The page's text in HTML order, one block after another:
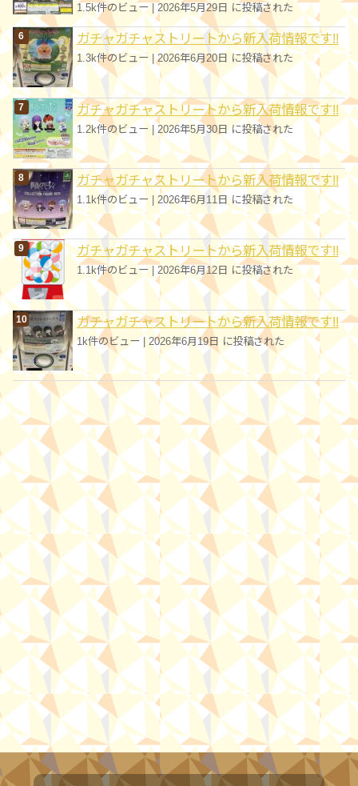
1.5k件のビュー| 2026年5月29日 に投稿された
ガチャガチャストリートから新入荷情報です!!
1.3k件のビュー|2026年6月20日 に投稿された
ガチャガチャストリートから新入荷情報です!!
1.2k件のビュー | 2026年5月30日 に投稿された
ガチャガチャストリートから新入荷情報です!!
1.1k件のビュー 2026年6月11日 に投稿された
ガチャガチャストリートから新入荷情報です!!
1.1k件のビュー| 2026年6月12日 に投稿された
ガチャガチャストリートから新入荷情報です!!
1k件のビュー|2026年6月19日 に投稿された